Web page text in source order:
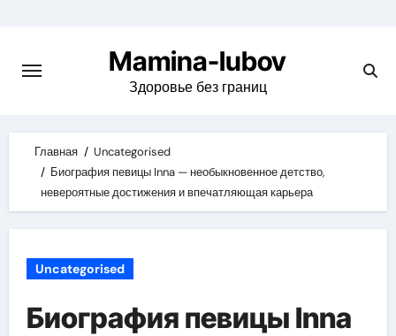
content
Mamina-lubov
Здоровье без границ
Главная
Uncategorised
Биография певицы Inna — необыкновенное детство,
невероятные достижения и впечатляющая карьера
Uncategorised
Биография певицы Inna